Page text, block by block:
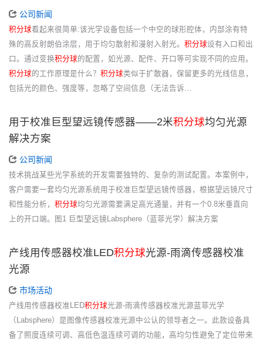
公司新闻
积分球看起来很简单:该光学设备包括一个中空的球形腔体，内部涂有特
殊的高反射朗伯涂层，用于均匀散射和漫射入射光。 积分球设有入口和出
口。通过变换积分球 的配置，如光源、配件、开口等可实现不同的应用。
积分球 的工作原理是什么？ 积分球类似于扩散器，保留更多的光线信息，
包括光的颜色、强度等，忽略了空间信息（无法告诉…
用于校准巨型望远镜传感器——2米积分球均匀光源
解决方案
公司新闻
技术挑战某些光学系统的开发需要独特的、复杂的测试配置。本案例中，
客户需要一套均匀光源系统用于校准巨型望远镜传感器，根据望远镜尺寸
和性能分析， 积分球均匀光源需要满足高光通量，并有一个0.8米垂直向
上的开口端。图1 巨型望远镜Labsphere（蓝菲光学）解决方案
产线用传感器校准LED积分球光源-雨滴传感器校准
光源
市场活动
产线用传感器校准LED积分球光源-雨滴传感器校准光源蓝菲光学
（Labsphere）是图像传感器校准光源中公认的领导者之一。此款设备具
备了照度连续可调、高低色温连续可调的功能，高均匀性避免了定位带来